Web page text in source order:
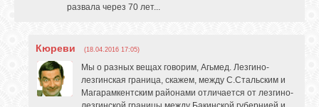
развала через 70 лет...
Кюреви (18.04.2016 17:05)
Мы о разных вещах говорим, Агьмед. Лезгино-
лезгинская граница, скажем, между С.Стальским и
Магарамкентским районами отличается от лезгино-